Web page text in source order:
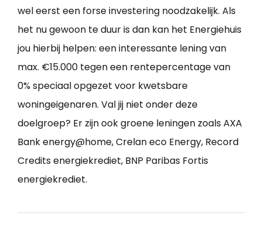
wel eerst een forse investering noodzakelijk. Als
het nu gewoon te duur is dan kan het Energiehuis
jou hierbij helpen: een interessante lening van
max. €15.000 tegen een rentepercentage van
0% speciaal opgezet voor kwetsbare
woningeigenaren. Val jij niet onder deze
doelgroep? Er zijn ook groene leningen zoals AXA
Bank energy@home, Crelan eco Energy, Record
Credits energiekrediet, BNP Paribas Fortis
energiekrediet.